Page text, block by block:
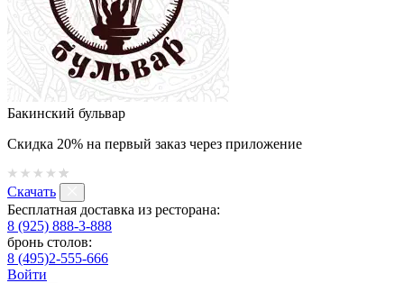
Бакинский бульвар
Скидка 20% на первый заказ через приложение
Скачать
Бесплатная доставка из ресторана:
8 (925) 888-3-888
бронь столов:
8 (495)2-555-666
Войти